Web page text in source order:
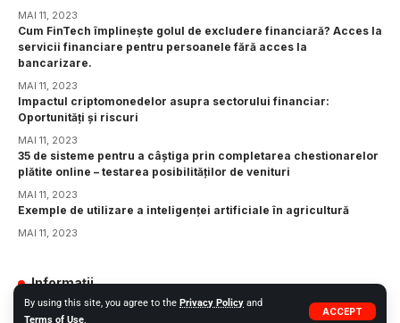
By using this site, you agree to the Privacy Policy and
Terms of Use.
ACCEPT
MAI 11, 2023
Cum FinTech împlinește golul de excludere financiară? Acces la
servicii financiare pentru persoanele fără acces la
bancarizare.
MAI 11, 2023
Impactul criptomonedelor asupra sectorului financiar:
Oportunități și riscuri
MAI 11, 2023
35 de sisteme pentru a câștiga prin completarea chestionarelor
plătite online – testarea posibilităților de venituri
MAI 11, 2023
Exemple de utilizare a inteligenței artificiale în agricultură
MAI 11, 2023
Informații
GDPR